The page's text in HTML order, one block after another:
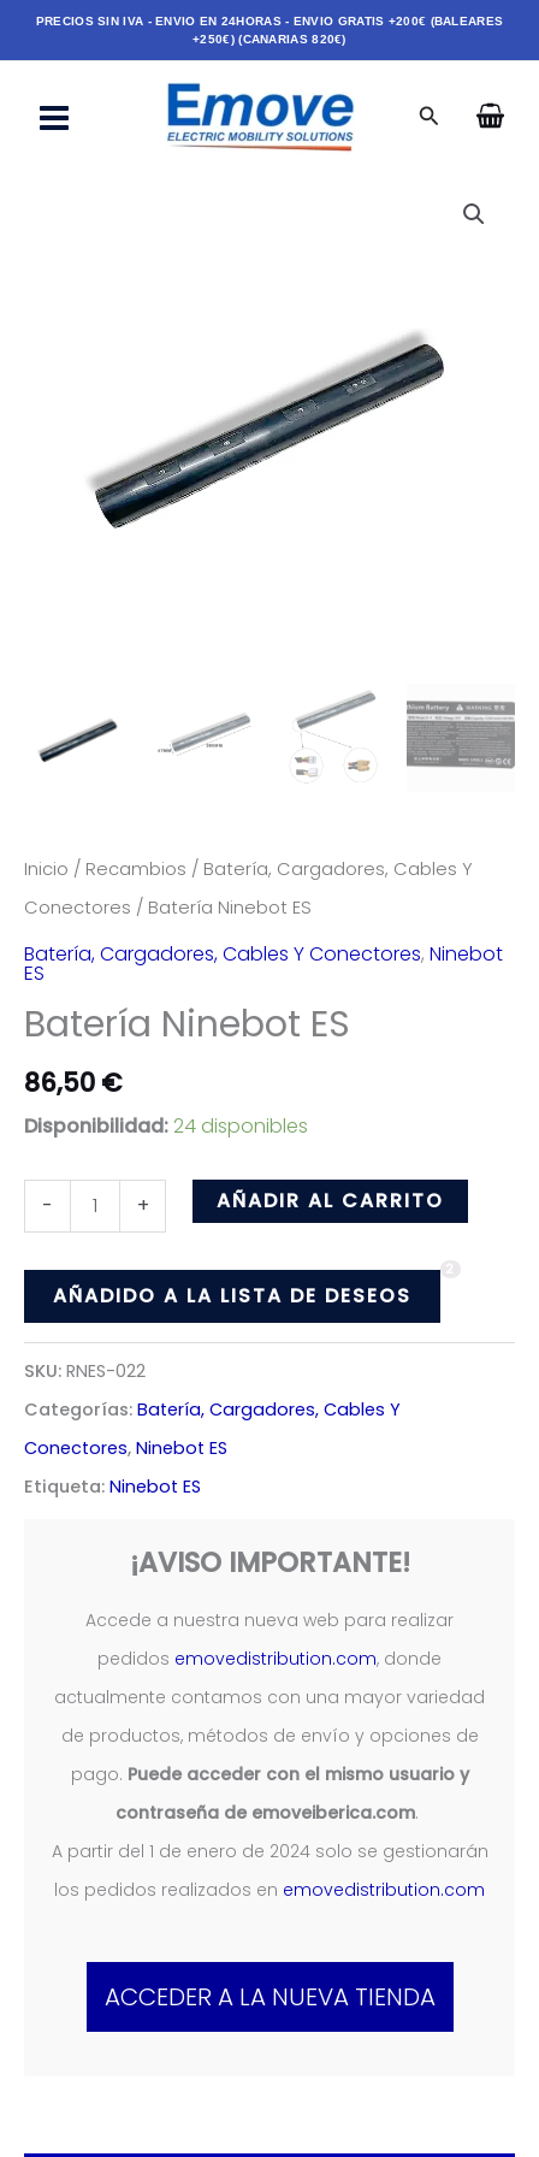
al
PRECIOS SIN IVA - ENVIO EN 24HORAS - ENVIO GRATIS +200€ (BALEARES
+250€) (CANARIAS 820€)
Buscar
Inicio / Recambios / Batería, Cargadores, Cables Y
Conectores / Batería Ninebot ES
Batería, Cargadores, Cables Y Conectores, Ninebot
ES
Batería Ninebot ES
86,50 €
Disponibilidad: 24 disponibles
-
Batería
Ninebot
ES
+ AÑADIR AL CARRITO
AÑADIDO A LA LISTA DE DESEOS
SKU: RNES-022
Categorías: Batería, Cargadores, Cables Y
Conectores, Ninebot ES
Etiqueta: Ninebot ES
¡AVISO IMPORTANTE!
Accede a nuestra nueva web para realizar
pedidos emovedistribution.com, donde
actualmente contamos con una mayor variedad
de productos, métodos de envío y opciones de
pago. Puede acceder con el mismo usuario y
contraseña de emoveiberica.com.
A partir del 1 de enero de 2024 solo se gestionarán
los pedidos realizados en emovedistribution.com
ACCEDER A LA NUEVA TIENDA